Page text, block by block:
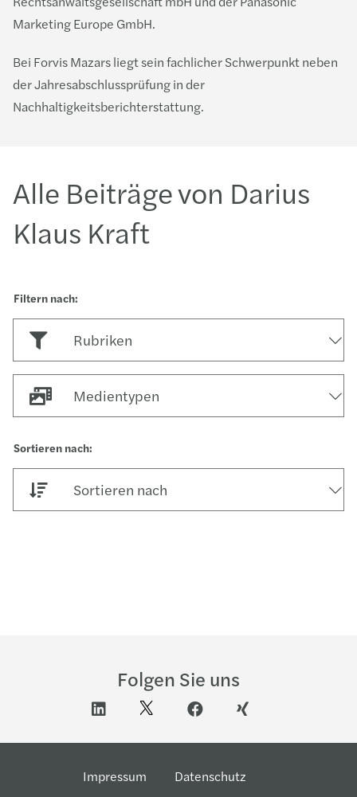
Marketing Europe GmbH.
Bei Forvis Mazars liegt sein fachlicher Schwerpunkt neben
der Jahresabschlussprüfung in der
Nachhaltigkeitsberichterstattung.
Alle Beiträge von Darius
Klaus Kraft
Rubriken
Sortieren nach
Medientypen
Folgen Sie uns
Impressum Datenschutz